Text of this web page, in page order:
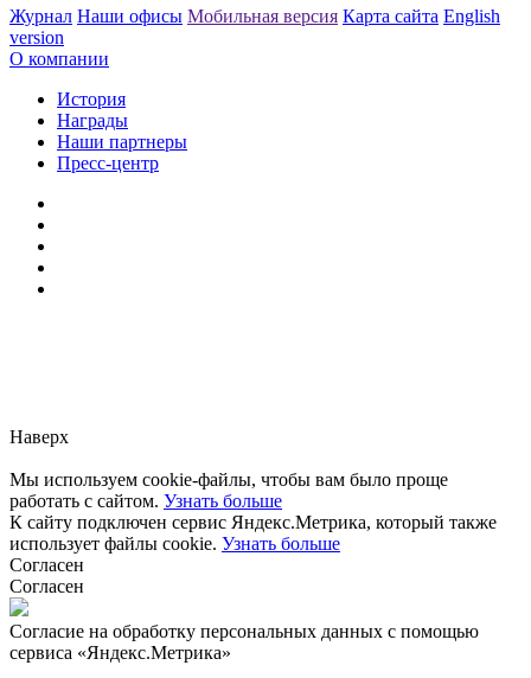
Журнал Наши офисы Мобильная версия Карта сайта English
version
О компании
История
Награды
Наши партнеры
Пресс-центр
Наверх
Мы используем cookie-файлы, чтобы вам было проще
работать с сайтом. Узнать больше
К сайту подключен сервис Яндекс.Метрика, который также
использует файлы cookie. Узнать больше
Согласен
Согласен
Согласие на обработку персональных данных с помощью
сервиса «Яндекс.Метрика»